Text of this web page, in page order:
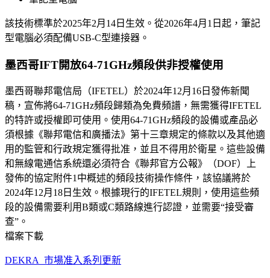
該技術標準於2025年2月14日生效。從2026年4月1日起，筆記
型電腦必須配備USB-C型連接器。
墨西哥IFT開放64-71GHz頻段供非授權使用
墨西哥聯邦電信局（IFETEL）於2024年12月16日發佈新聞
稿，宣佈將64-71GHz頻段歸類為免費頻譜，無需獲得IFETEL
的特許或授權即可使用。使用64-71GHz頻段的設備或產品必
須根據《聯邦電信和廣播法》第十三章規定的條款以及其他適
用的監管和行政規定獲得批准，並且不得用於衛星。這些設備
和無線電通信系統還必須符合《聯邦官方公報》（DOF）上
發佈的協定附件1中概述的頻段技術操作條件，該協議將於
2024年12月18日生效。根據現行的IFETEL規則，使用這些頻
段的設備需要利用B類或C類路線進行認證，並需要“接受審
查”。
檔案下載
DEKRA_市場准入系列更新